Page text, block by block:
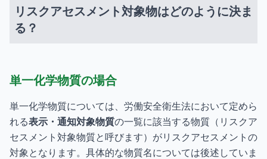
リスクアセスメント対象物はどのように決ま
る？
単一化学物質の場合
単一化学物質については、労働安全衛生法において定めら
れる表示・通知対象物質の一覧に該当する物質（リスクア
セスメント対象物質と呼びます）がリスクアセスメントの
対象となります。具体的な物質名については後述していま